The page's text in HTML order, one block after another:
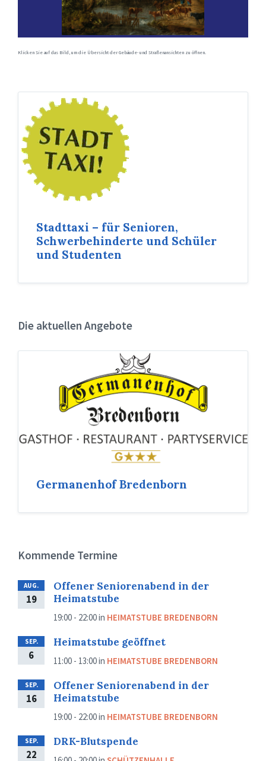
Klicken Sie auf das Bild, um die Übersicht der Gebäude- und Straßenansichten zu öffnen.
Stadttaxi – für Senioren,
Schwerbehinderte und Schüler
und Studenten
Die aktuellen Angebote
Germanenhof Bredenborn
Kommende Termine
AUG.
19
Offener Seniorenabend in der
Heimatstube
19:00 - 22:00in HEIMATSTUBE BREDENBORN
SEP.
6
Heimatstube geöffnet
11:00 - 13:00in HEIMATSTUBE BREDENBORN
SEP.
16
Offener Seniorenabend in der
Heimatstube
19:00 - 22:00in HEIMATSTUBE BREDENBORN
SEP.
22
DRK-Blutspende